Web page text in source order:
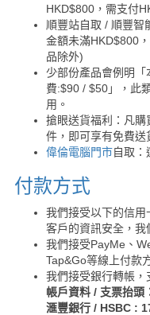
HKD$800，需支付
順豐站自取 / 順豐智
金額未滿HKD$800
品除外)
少部份產品會例明「
費:$90 / $50」，此
用。
搶眼送貨福利：凡購
件，即可享有免費送
偉倫電腦門市自取：
付款方式
我們接受以下的信用
客戶的資訊安全，
我們接受PayMe、
Tap&Go等線上付款
我們接受銀行轉帳，
帳戶資料 / 支票抬
滙豐銀行 / HSBC :